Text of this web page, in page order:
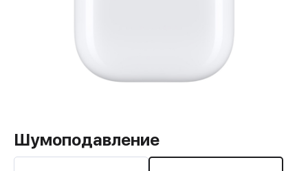
Шумоподавление